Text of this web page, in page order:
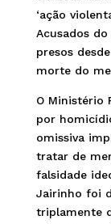
‘ação
Acusados
presos
morte do
O Ministério
por
omissiva
tratar de
falsidade
Jairinho foi
triplamente